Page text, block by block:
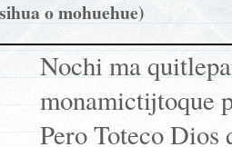
o mohuehue)
Nochi ma
monamictijtoque
Pero Toteco